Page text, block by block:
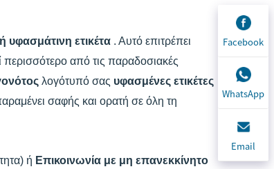
ετικέτα . Αυτό επιτρέπει
από τις παραδοσιακές
λογότυπό σας υφασμένες ετικέτες
σαφής και ορατή σε όλη τη
ή Επικοινωνία με μη επανεκκίνητο
Facebook
WhatsApp
Email